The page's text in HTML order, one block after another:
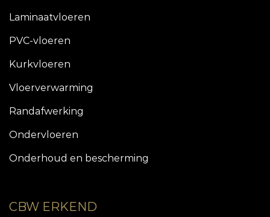
Laminaatvloeren
PVC-vloeren
Kurkvloeren
Vloerverwarming
Randafwerking
Ondervloeren
Onderhoud en bescherming
CBW ERKEND